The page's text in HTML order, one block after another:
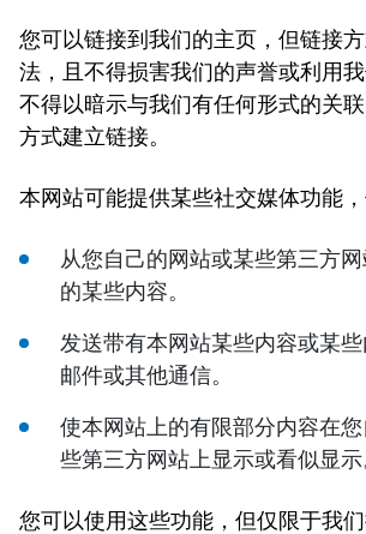
您可以链接到我们的主页，但链接
法，且不得损害我们的声誉或利用
不得以暗示与我们有任何形式的关
方式建立链接。
本网站可能提供某些社交媒体功能
从您自己的网站或某些第三方
的某些内容。
发送带有本网站某些内容或某
邮件或其他通信。
使本网站上的有限部分内容在
些第三方网站上显示或看似显示
您可以使用这些功能，但仅限于我